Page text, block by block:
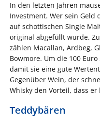
In den letzten Jahren
Investment. Wer sein Geld
auf schottischen Single
original abgefüllt wurde.
zählen Macallan, Ardbeg,
Bowmore. Um die 100
damit sie eine gute
Gegenüber Wein, der
Whisky den Vorteil, dass
Teddybären